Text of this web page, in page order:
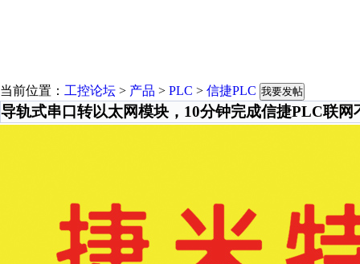
当前位置： 工控论坛 > 产品 > PLC > 信捷PLC 我要发帖
导轨式串口转以太网模块，10分钟完成信捷PLC联网